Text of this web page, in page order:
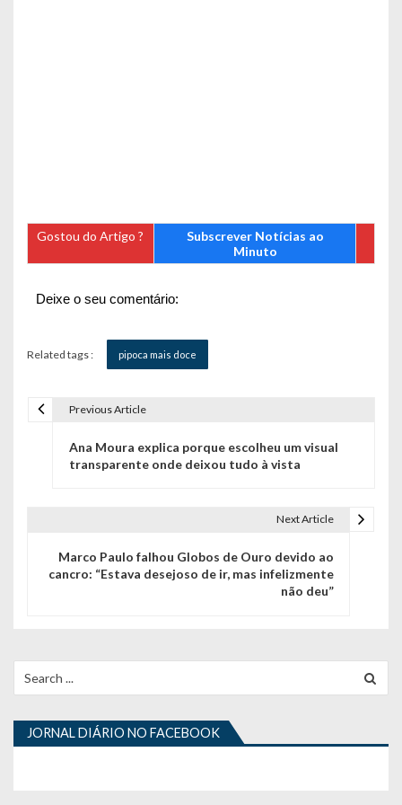
Gostou do Artigo ?
Subscrever Notícias ao
Minuto
Deixe o seu comentário:
Related tags : pipoca mais doce
o
d
e
Previous Article
Ana Moura explica porque escolheu um visual
transparente onde deixou tudo à vista
Next Article
Marco Paulo falhou Globos de Ouro devido ao
cancro: “Estava desejoso de ir, mas infelizmente
não deu”
for:
JORNAL DIÁRIO NO FACEBOOK